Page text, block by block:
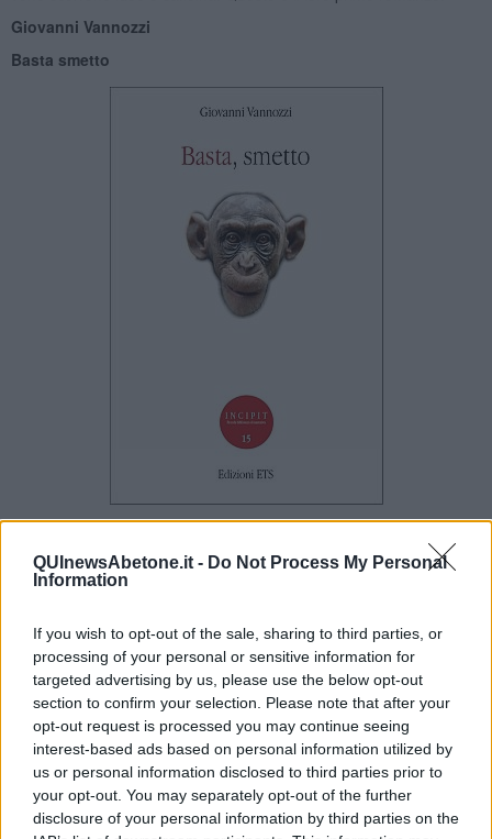
QUInewsAbetone.it - Do Not Process My Personal
Information
If you wish to opt-out of the sale, sharing to third parties, or
processing of your personal or sensitive information for
targeted advertising by us, please use the below opt-out
section to confirm your selection. Please note that after your
opt-out request is processed you may continue seeing
interest-based ads based on personal information utilized by
us or personal information disclosed to third parties prior to
your opt-out. You may separately opt-out of the further
disclosure of your personal information by third parties on the
Giovanni Vannozzi
Basta smetto
Prefazione di Pierantonio Pardi
una generazione,dai trenta in suche non riusciva proprio a
staccarsi dai genitori, non voleva trovarsi un lavoro…insomma, i
maschi restavano legati a Edipo e le femmine ad Elettra, intesi
ovviamente come “complessi” di freudiana memoria.
Ebbene, io credo che questo ministro, partorito dai fumetti, farebbe
bene a leggersi questo breve romanzo di Giovanni Vannozzi, anzi
l’autore ha già promesso che gliene invierà una copia.
Sì, perché Giovanni Vannozzi, o meglio il suo eteronimo Leo